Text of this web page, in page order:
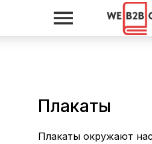
Плакаты окружают
Плакаты